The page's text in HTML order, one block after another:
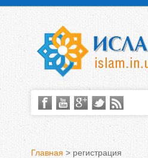
Главная > регистрация